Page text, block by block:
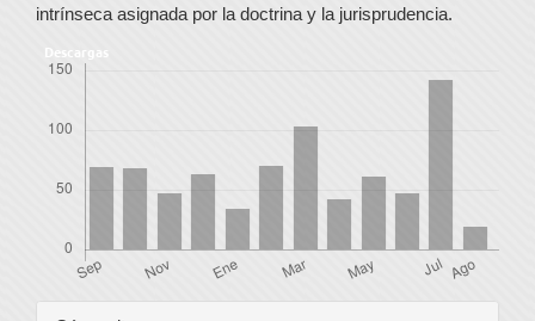
intrínseca asignada por la doctrina y la jurisprudencia.
Descargas